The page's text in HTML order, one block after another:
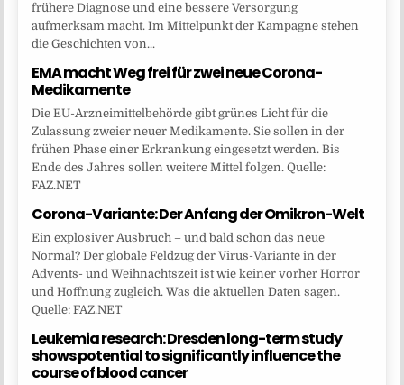
frühere Diagnose und eine bessere Versorgung
aufmerksam macht. Im Mittelpunkt der Kampagne stehen
die Geschichten von...
EMA macht Weg frei für zwei neue Corona-
Medikamente
Die EU-Arzneimittelbehörde gibt grünes Licht für die
Zulassung zweier neuer Medikamente. Sie sollen in der
frühen Phase einer Erkrankung eingesetzt werden. Bis
Ende des Jahres sollen weitere Mittel folgen. Quelle:
FAZ.NET
Corona-Variante: Der Anfang der Omikron-Welt
Ein explosiver Ausbruch – und bald schon das neue
Normal? Der globale Feldzug der Virus-Variante in der
Advents- und Weihnachtszeit ist wie keiner vorher Horror
und Hoffnung zugleich. Was die aktuellen Daten sagen.
Quelle: FAZ.NET
Leukemia research: Dresden long-term study
shows potential to significantly influence the
course of blood cancer